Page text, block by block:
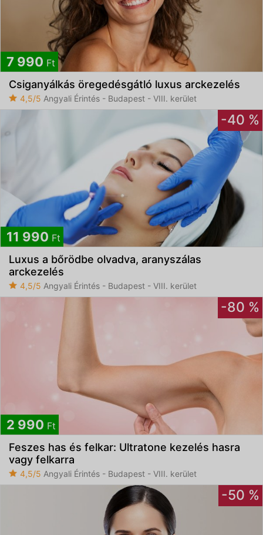
7 990 Ft
Csiganyálkás öregedésgátló luxus arckezelés
4,5/5 Angyali Érintés - Budapest - VIII. kerület
-40 %
11 990 Ft
Luxus a bőrödbe olvadva, aranyszálas
arckezelés
4,5/5 Angyali Érintés - Budapest - VIII. kerület
-80 %
2 990 Ft
Feszes has és felkar: Ultratone kezelés hasra
vagy felkarra
4,5/5 Angyali Érintés - Budapest - VIII. kerület
-50 %